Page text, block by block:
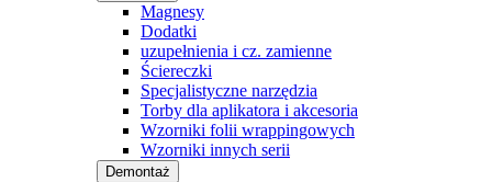
Magnesy
Dodatki
uzupełnienia i cz. zamienne
Ściereczki
Specjalistyczne narzędzia
Torby dla aplikatora i akcesoria
Wzorniki folii wrappingowych
Wzorniki innych serii
Demontaż